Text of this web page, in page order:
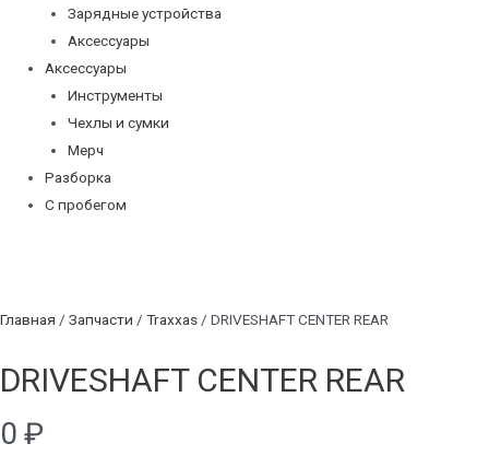
Зарядные устройства
Аксессуары
Аксессуары
Инструменты
Чехлы и сумки
Мерч
Разборка
С пробегом
Главная / Запчасти / Traxxas / DRIVESHAFT CENTER REAR
DRIVESHAFT CENTER REAR
0 ₽